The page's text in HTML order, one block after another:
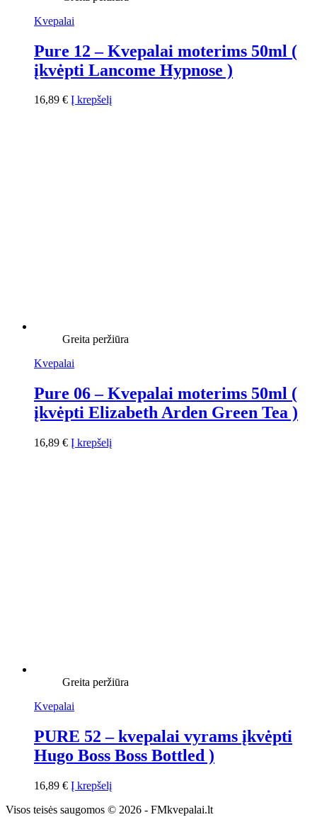
Kvepalai
Pure 12 – Kvepalai moterims 50ml (
įkvėpti Lancome Hypnose )
16,89 € Į krepšelį
Greita peržiūra
Kvepalai
Pure 06 – Kvepalai moterims 50ml (
įkvėpti Elizabeth Arden Green Tea )
16,89 € Į krepšelį
Greita peržiūra
Kvepalai
PURE 52 – kvepalai vyrams įkvėpti
Hugo Boss Boss Bottled )
16,89 € Į krepšelį
Visos teisės saugomos © 2026 - FMkvepalai.lt